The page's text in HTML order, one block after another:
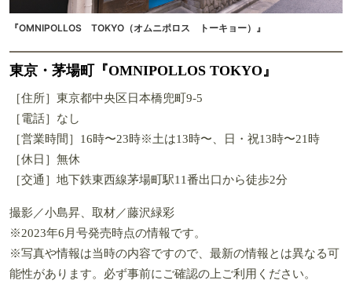
『OMNIPOLLOS TOKYO（オムニポロス トーキョー）』
東京・茅場町『OMNIPOLLOS TOKYO』
［住所］東京都中央区日本橋兜町9-5
［電話］なし
［営業時間］16時〜23時※土は13時〜、日・祝13時〜21時
［休日］無休
［交通］地下鉄東西線茅場町駅11番出口から徒歩2分
撮影／小島昇、取材／藤沢緑彩
※2023年6月号発売時点の情報です。
※写真や情報は当時の内容ですので、最新の情報とは異なる可
能性があります。必ず事前にご確認の上ご利用ください。